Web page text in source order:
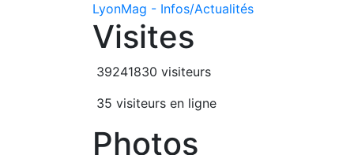
LyonMag - Infos/Actualités
Visites
39241830 visiteurs
35 visiteurs en ligne
Photos